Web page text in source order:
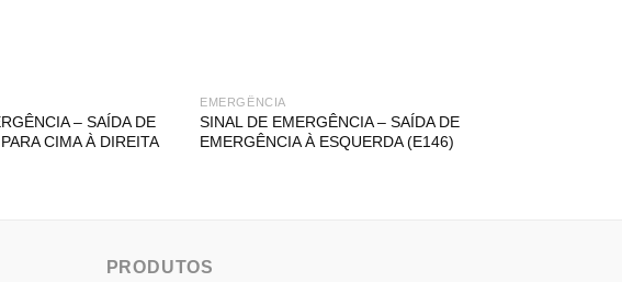
– SAÍDA DE
CIMA À DIREITA
EMERGÊNCIA
SINAL DE EMERGÊNCIA – SAÍDA DE
EMERGÊNCIA À ESQUERDA (E146)
PRODUTOS